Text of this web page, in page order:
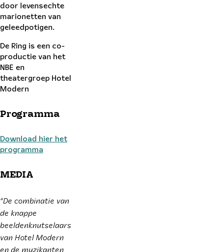
door levensechte
marionetten van
geleedpotigen.
De Ring is een co-
productie van het
NBE en
theatergroep Hotel
Modern
Programma
Download hier het
programma
MEDIA
“De combinatie van
de knappe
beeldenknutselaars
van Hotel Modern
en de muzikanten